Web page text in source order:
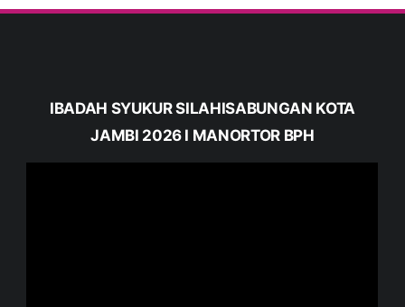
IBADAH SYUKUR SILAHISABUNGAN KOTA
JAMBI 2026 I MANORTOR BPH